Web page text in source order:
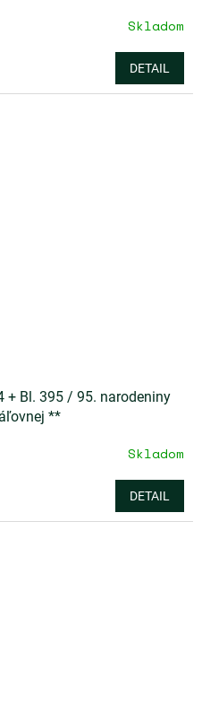
Skladom
DETAIL
+ Bl. 395 / 95. narodeniny
**
Skladom
DETAIL